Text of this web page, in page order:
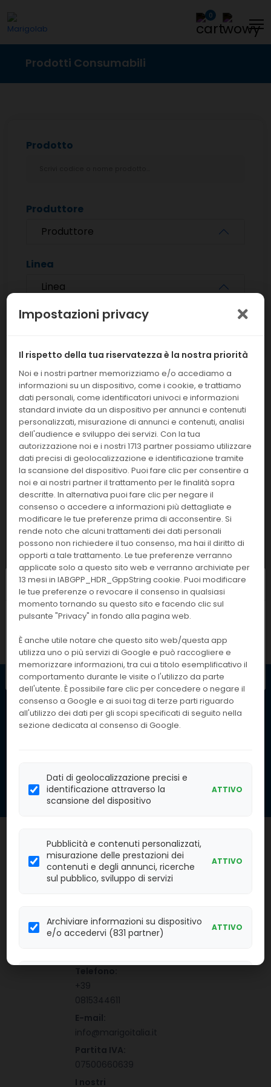
0
Prodotti Consumabili
Prodotto
Produttore
Produttore
Linea
Linea
Abbiamo trovato1908 articoli per te!
Mostra:
24
Ordina per:
Codice: Z-A
Nessun prodotto trovato
secondo i criteri di ricerca
impostati
Cambiare combinazione di filtri e
riprovare.
1 2 ... 75 76 77
79
Iscriviti alla
Nostra
Iscriviti per ricevere le
nostre offerte.
Inserendo il tuo
indirizzo email, accetti
ISCRIVITI
MARIGO
ITALIA
SRL
168 - Piano
di Sorrento
Telefono:
+39
0815344611
E-mail:
info@marigoitalia.it
Partita IVA:
07500660639
I nostri
Seguici
Impostazioni privacy
Il rispetto della tua riservatezza è la nostra priorità
Noi e i nostri partner memorizziamo e/o accediamo a
informazioni su un dispositivo, come i cookie, e trattiamo
dati personali, come identificatori univoci e informazioni
standard inviate da un dispositivo per annunci e contenuti
personalizzati, misurazione di annunci e contenuti, analisi
dell'audience e sviluppo dei servizi. Con la tua
autorizzazione noi e i nostri 1713 partner possiamo utilizzare
dati precisi di geolocalizzazione e identificazione tramite
la scansione del dispositivo. Puoi fare clic per consentire a
noi e ai nostri partner il trattamento per le finalità sopra
descritte. In alternativa puoi fare clic per negare il
consenso o accedere a informazioni più dettagliate e
modificare le tue preferenze prima di acconsentire. Si
rende noto che alcuni trattamenti dei dati personali
possono non richiedere il tuo consenso, ma hai il diritto di
opporti a tale trattamento. Le tue preferenze verranno
applicate solo a questo sito web e verranno archiviate per
13 mesi in IABGPP_HDR_GppString cookie. Puoi modificare
le tue preferenze o revocare il consenso in qualsiasi
momento tornando su questo sito e facendo clic sul
pulsante "Privacy" in fondo alla pagina web.
È anche utile notare che questo sito web/questa app
utilizza uno o più servizi di Google e può raccogliere e
memorizzare informazioni, tra cui a titolo esemplificativo il
comportamento durante le visite o l'utilizzo da parte
dell'utente. È possibile fare clic per concedere o negare il
consenso a Google e ai suoi tag di terze parti riguardo
all'utilizzo dei dati per gli scopi specificati di seguito nella
sezione dedicata al consenso di Google.
Dati di geolocalizzazione precisi e
identificazione attraverso la
scansione del dispositivo
ATTIVO
Pubblicità e contenuti personalizzati,
misurazione delle prestazioni dei
contenuti e degli annunci, ricerche
sul pubblico, sviluppo di servizi
ATTIVO
Archiviare informazioni su dispositivo
e/o accedervi (831 partner)
ATTIVO
Scopi speciali (727 partner)
Funzionalità (696 partner)
Consensi di Google
Chiusura estiva
I nostri uffici resteranno chiusi dall'
23 agosto
compresi. Le attività
riprenderanno regolarmentelunedì 24
agosto.